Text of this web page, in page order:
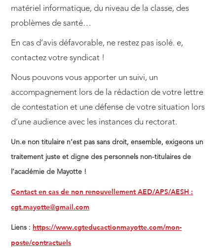
matériel informatique, du niveau de la classe, des
problèmes de santé…
En cas d’avis défavorable, ne restez pas isolé. e,
contactez votre syndicat !
Nous pouvons vous apporter un suivi, un
accompagnement lors de la rédaction de votre lettre
de contestation et une défense de votre situation lors
d’une audience avec les instances du rectorat.
Un.e non titulaire n’est pas sans droit, ensemble, exigeons un
traitement juste et digne des personnels non-titulaires de
l’académie de Mayotte !
Contact en cas de non renouvellementAED/APS/AESH :
cgt.mayotte@gmail.com
Liens : https://www.cgteducactionmayotte.com/mon-
poste/contractuels